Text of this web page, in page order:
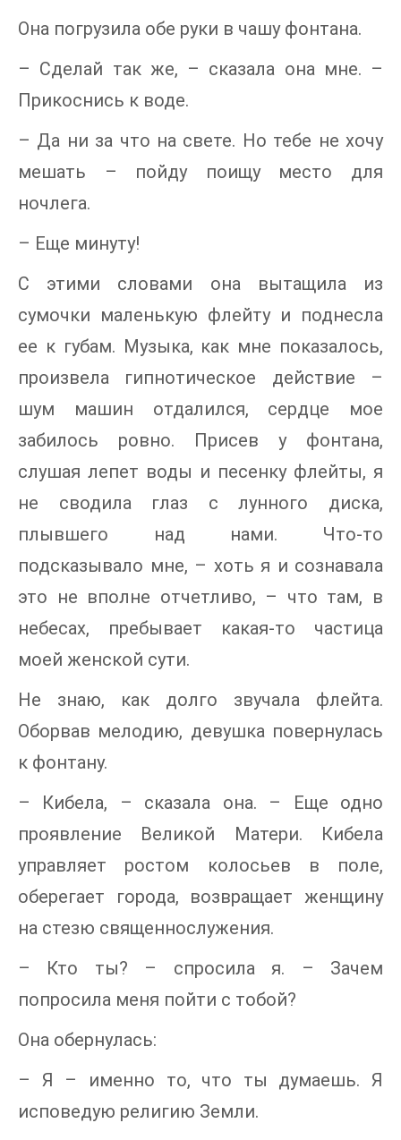
Она погрузила обе руки в чашу фонтана.
– Сделай так же, – сказала она мне. –
Прикоснись к воде.
– Да ни за что на свете. Но тебе не хочу
мешать – пойду поищу место для
ночлега.
– Еще минуту!
С этими словами она вытащила из
сумочки маленькую флейту и поднесла
ее к губам. Музыка, как мне показалось,
произвела гипнотическое действие –
шум машин отдалился, сердце мое
забилось ровно. Присев у фонтана,
слушая лепет воды и песенку флейты, я
не сводила глаз с лунного диска,
плывшего над нами. Что-то
подсказывало мне, – хоть я и сознавала
это не вполне отчетливо, – что там, в
небесах, пребывает какая-то частица
моей женской сути.
Не знаю, как долго звучала флейта.
Оборвав мелодию, девушка повернулась
к фонтану.
– Кибела, – сказала она. – Еще одно
проявление Великой Матери. Кибела
управляет ростом колосьев в поле,
оберегает города, возвращает женщину
на стезю священнослужения.
– Кто ты? – спросила я. – Зачем
попросила меня пойти с тобой?
Она обернулась:
– Я – именно то, что ты думаешь. Я
исповедую религию Земли.